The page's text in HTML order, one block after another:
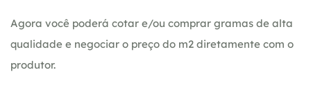
Agora você poderá cotar e/ou comprar gramas de alta
qualidade e negociar o preço do m2 diretamente com o
produtor.